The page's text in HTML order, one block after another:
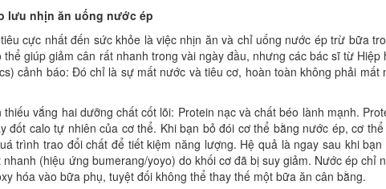
lưu nhịn ăn uống nước ép
cực nhất đến sức khỏe là việc nhịn ăn và chỉ uống nước ép trừ bữa
giúp giảm cân rất nhanh trong vài ngày đầu, nhưng các bác sĩ từ Hiệp
cảnh báo: Đó chỉ là sự mất nước và tiêu cơ, hoàn toàn không phải mất
vắng hai dưỡng chất cốt lõi: Protein nạc và chất béo lành mạnh.
đốt calo tự nhiên của cơ thể. Khi bạn bỏ đói cơ thể bằng nước ép, cơ thể
trình trao đổi chất để tiết kiệm năng lượng. Hệ quả là ngay sau khi bạn
(hiệu ứng bumerang/yoyo) do khối cơ đã bị suy giảm. Nước ép chỉ
hóa vào bữa phụ, tuyệt đối không thể thay thế một bữa ăn cân bằng.